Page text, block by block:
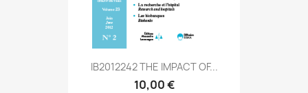
IB2012242 THE IMPACT OF...
10,00 €